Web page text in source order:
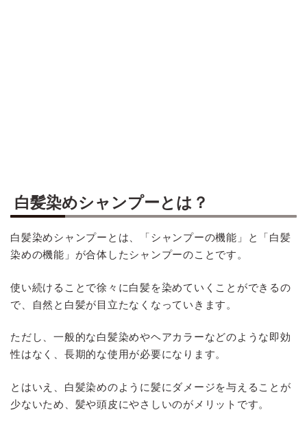
白髪染めシャンプーとは？
白髪染めシャンプーとは、「シャンプーの機能」と「白髪
染めの機能」が合体したシャンプーのことです。
使い続けることで徐々に白髪を染めていくことができるの
で、自然と白髪が目立たなくなっていきます。
ただし、一般的な白髪染めやヘアカラーなどのような即効
性はなく、長期的な使用が必要になります。
とはいえ、白髪染めのように髪にダメージを与えることが
少ないため、髪や頭皮にやさしいのがメリットです。